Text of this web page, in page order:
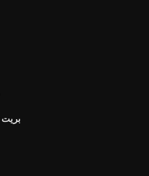
بريت علم النفس التجاري steenbarger بريت